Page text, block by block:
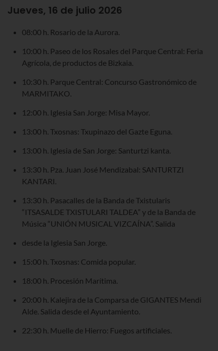
Jueves, 16 de julio 2026
08:00 h. Rosario de la Aurora.
10:00 h. Paseo de los Rosales del Parque Central: Feria
Agrícola, de productos de Bizkaia.
10:30 h. Parque Central: Concurso Gastronómico de
MARMITAKO.
12:00 h. Iglesia San Jorge: Misa Mayor.
13:00 h. Txosnas: Txupinazo del Gazte Eguna.
13:00 h. Iglesia de San Jorge: Santurtzi kanta.
13:30 h. Pza. Juan José Mendizabal: SANTURTZI
KANTARI.
13:30 h. Pasacalles de la Banda de Txistularis
“ITSASALDE TXISTULARI TALDEA” y de la Banda de
Música “UNIÓN MUSICAL VIZCAÍNA”. Salida
desde la Iglesia San Jorge.
15:00 h. Txosnas: Comida popular.
18:00 h. Procesión Marítima.
20:00 h. Kalejira de la Comparsa de GIGANTES Mendi
Alde. Salida desde el Ayuntamiento.
22:30 h. Muelle de Hierro: Fuegos artificiales.